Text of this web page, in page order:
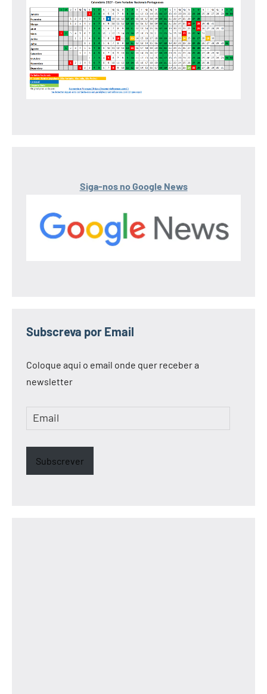
Siga-nos no Google News
Subscreva por Email
Coloque aqui o email onde quer receber a
newsletter
Email
Subscrever